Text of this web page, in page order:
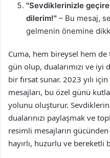
"Sevdiklerinizle
dilerim!" – Bu mesaj,
gelmenin önemine
Cuma, hem bireysel hem
gün olup, dualarımızı ve
bir fırsat sunar. 2023 yılı
mesajları, bu özel günü
yolunu oluşturur.
dualarınızı paylaşmak ve
resimli mesajların
hayırlı, huzurlu ve bereketli